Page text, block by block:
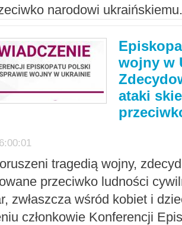
narodowi
wojny w
ataki
tragedią wojny,
przeciwko ludności
zwłaszcza wśród kobiet i
członkowie Konferencji